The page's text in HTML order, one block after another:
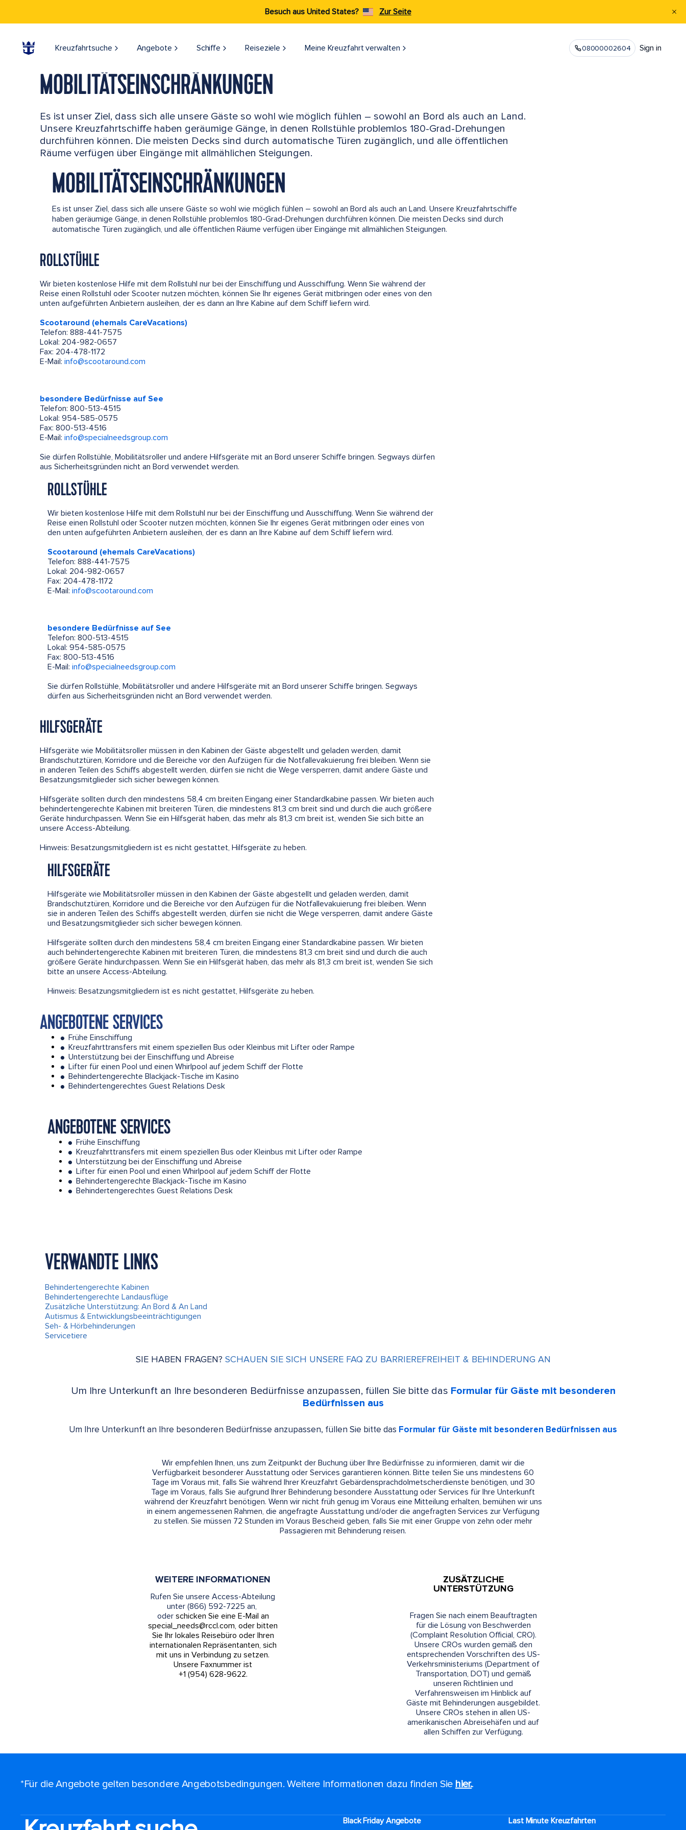
Besuch aus United States? Zur Seite
Kreuzfahrtsuche Angebote Schiffe Reiseziele​ Meine Kreuzfahrt verwalten 08000002604 Sign in
MOBILITÄTSEINSCHRÄNKUNGEN
Es ist unser Ziel, dass sich alle unsere Gäste so wohl wie möglich fühlen – sowohl an Bord als auch an Land.
Unsere Kreuzfahrtschiffe haben geräumige Gänge, in denen Rollstühle problemlos 180-Grad-Drehungen
durchführen können. Die meisten Decks sind durch automatische Türen zugänglich, und alle öffentlichen
Räume verfügen über Eingänge mit allmählichen Steigungen.
MOBILITÄTSEINSCHRÄNKUNGEN
Es ist unser Ziel, dass sich alle unsere Gäste so wohl wie möglich fühlen – sowohl an Bord als auch an Land. Unsere Kreuzfahrtschiffe
haben geräumige Gänge, in denen Rollstühle problemlos 180-Grad-Drehungen durchführen können. Die meisten Decks sind durch
automatische Türen zugänglich, und alle öffentlichen Räume verfügen über Eingänge mit allmählichen Steigungen.
ROLLSTÜHLE
Wir bieten kostenlose Hilfe mit dem Rollstuhl nur bei der Einschiffung und Ausschiffung. Wenn Sie während der
Reise einen Rollstuhl oder Scooter nutzen möchten, können Sie Ihr eigenes Gerät mitbringen oder eines von den
unten aufgeführten Anbietern ausleihen, der es dann an Ihre Kabine auf dem Schiff liefern wird.
Scootaround (ehemals CareVacations)
Telefon: 888-441-7575
Lokal: 204-982-0657
Fax: 204-478-1172
E-Mail: info@scootaround.com
besondere Bedürfnisse auf See
Telefon: 800-513-4515
Lokal: 954-585-0575
Fax: 800-513-4516
E-Mail: info@specialneedsgroup.com
Sie dürfen Rollstühle, Mobilitätsroller und andere Hilfsgeräte mit an Bord unserer Schiffe bringen. Segways dürfen
aus Sicherheitsgründen nicht an Bord verwendet werden.
ROLLSTÜHLE
Wir bieten kostenlose Hilfe mit dem Rollstuhl nur bei der Einschiffung und Ausschiffung. Wenn Sie während der
Reise einen Rollstuhl oder Scooter nutzen möchten, können Sie Ihr eigenes Gerät mitbringen oder eines von
den unten aufgeführten Anbietern ausleihen, der es dann an Ihre Kabine auf dem Schiff liefern wird.
Scootaround (ehemals CareVacations)
Telefon: 888-441-7575
Lokal: 204-982-0657
Fax: 204-478-1172
E-Mail: info@scootaround.com
besondere Bedürfnisse auf See
Telefon: 800-513-4515
Lokal: 954-585-0575
Fax: 800-513-4516
E-Mail: info@specialneedsgroup.com
Sie dürfen Rollstühle, Mobilitätsroller und andere Hilfsgeräte mit an Bord unserer Schiffe bringen. Segways
dürfen aus Sicherheitsgründen nicht an Bord verwendet werden.
HILFSGERÄTE
Hilfsgeräte wie Mobilitätsroller müssen in den Kabinen der Gäste abgestellt und geladen werden, damit
Brandschutztüren, Korridore und die Bereiche vor den Aufzügen für die Notfallevakuierung frei bleiben. Wenn sie
in anderen Teilen des Schiffs abgestellt werden, dürfen sie nicht die Wege versperren, damit andere Gäste und
Besatzungsmitglieder sich sicher bewegen können.
Hilfsgeräte sollten durch den mindestens 58,4 cm breiten Eingang einer Standardkabine passen. Wir bieten auch
behindertengerechte Kabinen mit breiteren Türen, die mindestens 81,3 cm breit sind und durch die auch größere
Geräte hindurchpassen. Wenn Sie ein Hilfsgerät haben, das mehr als 81,3 cm breit ist, wenden Sie sich bitte an
unsere Access-Abteilung.
Hinweis: Besatzungsmitgliedern ist es nicht gestattet, Hilfsgeräte zu heben.
HILFSGERÄTE
Hilfsgeräte wie Mobilitätsroller müssen in den Kabinen der Gäste abgestellt und geladen werden, damit
Brandschutztüren, Korridore und die Bereiche vor den Aufzügen für die Notfallevakuierung frei bleiben. Wenn
sie in anderen Teilen des Schiffs abgestellt werden, dürfen sie nicht die Wege versperren, damit andere Gäste
und Besatzungsmitglieder sich sicher bewegen können.
Hilfsgeräte sollten durch den mindestens 58,4 cm breiten Eingang einer Standardkabine passen. Wir bieten
auch behindertengerechte Kabinen mit breiteren Türen, die mindestens 81,3 cm breit sind und durch die auch
größere Geräte hindurchpassen. Wenn Sie ein Hilfsgerät haben, das mehr als 81,3 cm breit ist, wenden Sie sich
bitte an unsere Access-Abteilung.
Hinweis: Besatzungsmitgliedern ist es nicht gestattet, Hilfsgeräte zu heben.
ANGEBOTENE SERVICES
● Frühe Einschiffung
● Kreuzfahrttransfers mit einem speziellen Bus oder Kleinbus mit Lifter oder Rampe
● Unterstützung bei der Einschiffung und Abreise
● Lifter für einen Pool und einen Whirlpool auf jedem Schiff der Flotte
● Behindertengerechte Blackjack-Tische im Kasino
● Behindertengerechtes Guest Relations Desk
ANGEBOTENE SERVICES
● Frühe Einschiffung
● Kreuzfahrttransfers mit einem speziellen Bus oder Kleinbus mit Lifter oder Rampe
● Unterstützung bei der Einschiffung und Abreise
● Lifter für einen Pool und einen Whirlpool auf jedem Schiff der Flotte
● Behindertengerechte Blackjack-Tische im Kasino
● Behindertengerechtes Guest Relations Desk
VERWANDTE LINKS
Behindertengerechte Kabinen
Behindertengerechte Landausflüge
Zusätzliche Unterstützung: An Bord & An Land
Autismus & Entwicklungsbeeinträchtigungen
Seh- & Hörbehinderungen
Servicetiere
SIE HABEN FRAGEN? SCHAUEN SIE SICH UNSERE FAQ ZU BARRIEREFREIHEIT & BEHINDERUNG AN
Um Ihre Unterkunft an Ihre besonderen Bedürfnisse anzupassen, füllen Sie bitte das Formular für Gäste mit besonderen
Bedürfnissen aus
Um Ihre Unterkunft an Ihre besonderen Bedürfnisse anzupassen, füllen Sie bitte das Formular für Gäste mit besonderen Bedürfnissen aus
Wir empfehlen Ihnen, uns zum Zeitpunkt der Buchung über Ihre Bedürfnisse zu informieren, damit wir die
Verfügbarkeit besonderer Ausstattung oder Services garantieren können. Bitte teilen Sie uns mindestens 60
Tage im Voraus mit, falls Sie während Ihrer Kreuzfahrt Gebärdensprachdolmetscherdienste benötigen, und 30
Tage im Voraus, falls Sie aufgrund Ihrer Behinderung besondere Ausstattung oder Services für Ihre Unterkunft
während der Kreuzfahrt benötigen. Wenn wir nicht früh genug im Voraus eine Mitteilung erhalten, bemühen wir uns
in einem angemessenen Rahmen, die angefragte Ausstattung und/oder die angefragten Services zur Verfügung
zu stellen. Sie müssen 72 Stunden im Voraus Bescheid geben, falls Sie mit einer Gruppe von zehn oder mehr
Passagieren mit Behinderung reisen.
WEITERE INFORMATIONEN
Rufen Sie unsere Access-Abteilung
unter (866) 592-7225 an,
oder schicken Sie eine E-Mail an
special_needs@rccl.com, oder bitten
Sie Ihr lokales Reisebüro oder Ihren
internationalen Repräsentanten, sich
mit uns in Verbindung zu setzen.
Unsere Faxnummer ist
+1 (954) 628-9622.
ZUSÄTZLICHE
UNTERSTÜTZUNG
Fragen Sie nach einem Beauftragten
für die Lösung von Beschwerden
(Complaint Resolution Official, CRO).
Unsere CROs wurden gemäß den
entsprechenden Vorschriften des US-
Verkehrsministeriums (Department of
Transportation, DOT) und gemäß
unseren Richtlinien und
Verfahrensweisen im Hinblick auf
Gäste mit Behinderungen ausgebildet.
Unsere CROs stehen in allen US-
amerikanischen Abreisehäfen und auf
allen Schiffen zur Verfügung.
*Für die Angebote gelten besondere Angebotsbedingungen. Weitere Informationen dazu finden Sie hier..
Black Friday Angebote Last Minute Kreuzfahrten